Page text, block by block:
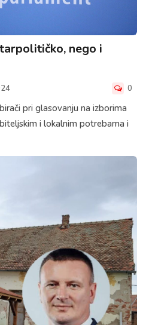
nego i
0
pri glasovanju na izborima
i lokalnim potrebama i